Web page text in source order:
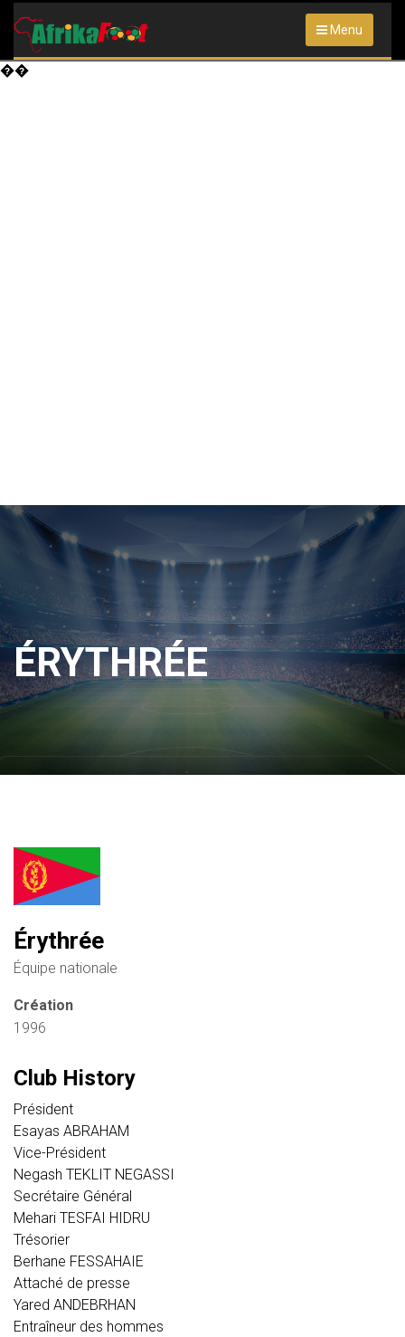
Menu
��
ÉRYTHRÉE
Érythrée
Équipe nationale
Création
1996
Club History
Président
Esayas ABRAHAM
Vice-Président
Negash TEKLIT NEGASSI
Secrétaire Général
Mehari TESFAI HIDRU
Trésorier
Berhane FESSAHAIE
Attaché de presse
Yared ANDEBRHAN
Entraîneur des hommes